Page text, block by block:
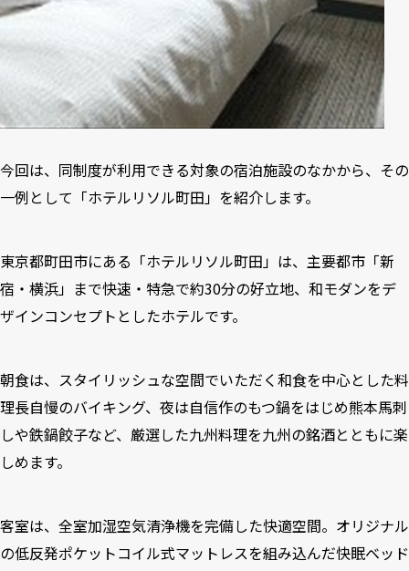
今回は、同制度が利用できる対象の宿泊施設のなかから、その
一例として「ホテルリソル町田」を紹介します。
東京都町田市にある「ホテルリソル町田」は、主要都市「新
宿・横浜」まで快速・特急で約30分の好立地、和モダンをデ
ザインコンセプトとしたホテルです。
朝食は、スタイリッシュな空間でいただく和食を中心とした料
理長自慢のバイキング、夜は自信作のもつ鍋をはじめ熊本馬刺
しや鉄鍋餃子など、厳選した九州料理を九州の銘酒とともに楽
しめます。
客室は、全室加湿空気清浄機を完備した快適空間。オリジナル
の低反発ポケットコイル式マットレスを組み込んだ快眠ベッド